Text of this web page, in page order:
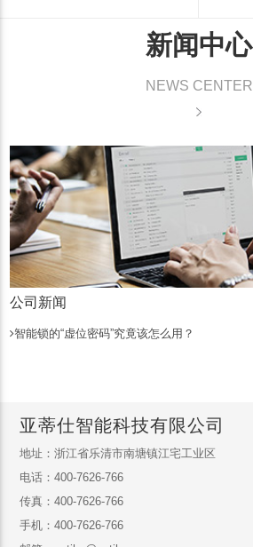
新闻中心
NEWS CENTER
公司新闻
智能锁的“虚位密码”究竟该怎么用？
亚蒂仕智能科技有限公司
地址：浙江省乐清市南塘镇江宅工业区
电话：400-7626-766
传真：400-7626-766
手机：400-7626-766